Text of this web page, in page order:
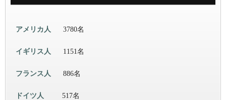
アメリカ人 3780名
イギリス人 1151名
フランス人 886名
ドイツ人 517名